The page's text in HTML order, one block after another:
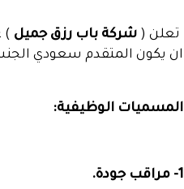
تعلن ( شركة باب رزق جميل )
ان يكون المتقدم سعودي
المسميات الوظيفية:
1- مراقب جودة.